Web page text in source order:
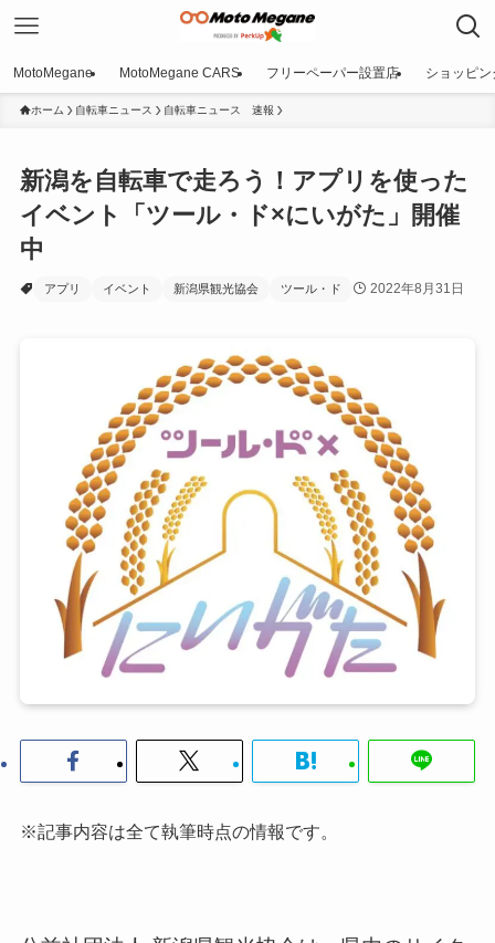
MotoMegane MotoMegane CARS フリーペーパー設置店 ショッピン
ホーム 自転車ニュース 自転車ニュース 速報
新潟を自転車で走ろう！アプリを使った
イベント「ツール・ド×にいがた」開催
中
アプリ イベント 新潟県観光協会 ツール・ド 2022年8月31日
※記事内容は全て執筆時点の情報です。